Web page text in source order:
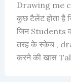
Drawing me
कुछ टैलेंट होता है
जिन Students
तरह के स्केच ,
करने की खास